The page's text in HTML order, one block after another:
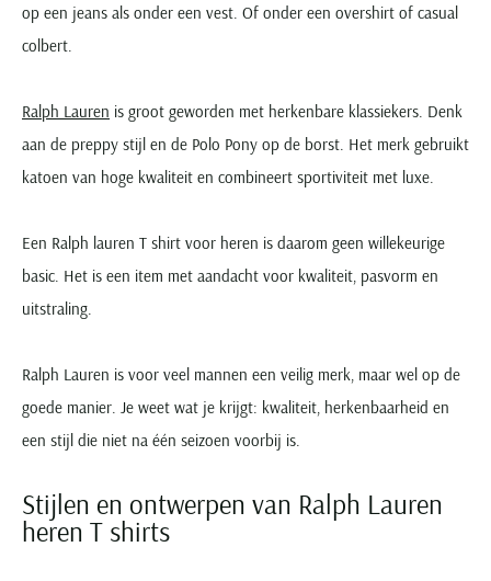
op een jeans als onder een vest. Of onder een overshirt of casual
colbert.
Ralph Lauren is groot geworden met herkenbare klassiekers. Denk
aan de preppy stijl en de Polo Pony op de borst. Het merk gebruikt
katoen van hoge kwaliteit en combineert sportiviteit met luxe.
Een Ralph lauren T shirt voor heren is daarom geen willekeurige
basic. Het is een item met aandacht voor kwaliteit, pasvorm en
uitstraling.
Ralph Lauren is voor veel mannen een veilig merk, maar wel op de
goede manier. Je weet wat je krijgt: kwaliteit, herkenbaarheid en
een stijl die niet na één seizoen voorbij is.
Stijlen en ontwerpen van Ralph Lauren
heren T shirts